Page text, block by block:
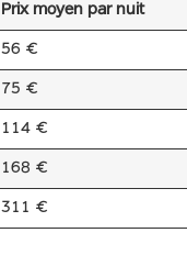
Prix moyen par nuit
56 €
75 €
114 €
168 €
311 €